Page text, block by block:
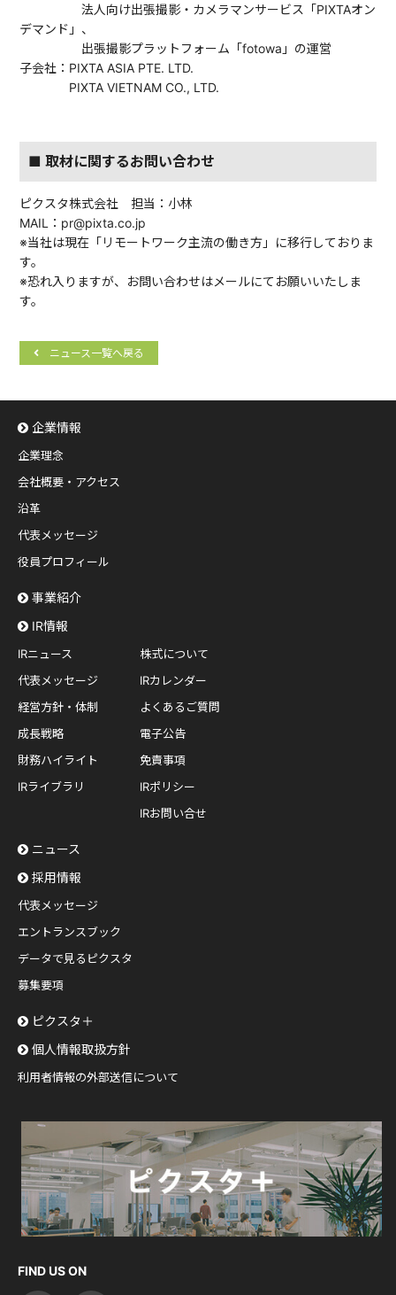
法人向け出張撮影・カメラマンサービス「PIXTAオン
デマンド」、
出張撮影プラットフォーム「fotowa」の運営
子会社：PIXTA ASIA PTE. LTD.
PIXTA VIETNAM CO., LTD.
■ 取材に関するお問い合わせ
ピクスタ株式会社 担当：小林
MAIL：pr@pixta.co.jp
※当社は現在「リモートワーク主流の働き方」に移行しておりま
す。
※恐れ入りますが、お問い合わせはメールにてお願いいたしま
す。
ニュース一覧へ戻る
企業情報
企業理念
会社概要・アクセス
沿革
代表メッセージ
役員プロフィール
事業紹介
IR情報
IRニュース
代表メッセージ
経営方針・体制
成長戦略
財務ハイライト
IRライブラリ
株式について
IRカレンダー
よくあるご質問
電子公告
免責事項
IRポリシー
IRお問い合せ
ニュース
採用情報
代表メッセージ
エントランスブック
データで見るピクスタ
募集要項
ピクスタ＋
個人情報取扱方針
利用者情報の外部送信について
FIND US ON